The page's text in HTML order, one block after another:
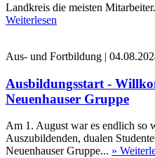
Landkreis die meisten
Weiterlesen
Aus- und Fortbildung |
Ausbildungsstart -
Neuenhauser Gruppe
Am 1. August war es endlich so
Auszubildenden, dualen
Neuenhauser Gruppe... »